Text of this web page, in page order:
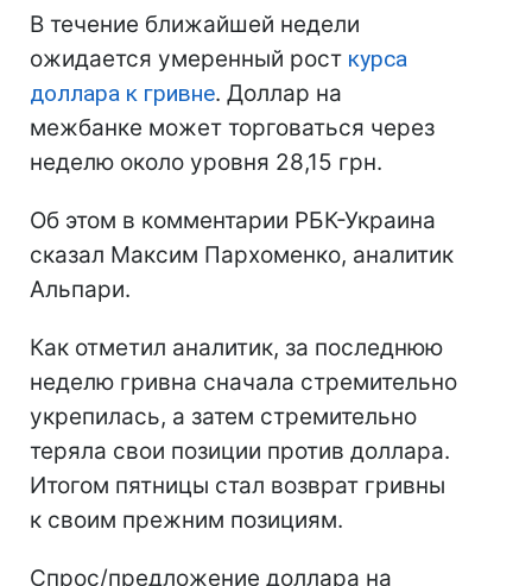
В течение ближайшей недели
ожидается умеренный рост курса
доллара к гривне. Доллар на
межбанке может торговаться через
неделю около уровня 28,15 грн.
Об этом в комментарии РБК-Украина
сказал Максим Пархоменко, аналитик
Альпари.
Как отметил аналитик, за последнюю
неделю гривна сначала стремительно
укрепилась, а затем стремительно
теряла свои позиции против доллара.
Итогом пятницы стал возврат гривны
к своим прежним позициям.
Спрос/предложение доллара на